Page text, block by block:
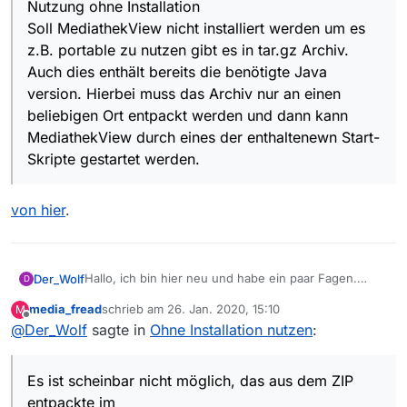
das?
Bleiben das alle Einstellungen und sonstiges
erhalten?
So, das war’s erstmal. :-)
Ich hoffe, ich gehe hier niemandem auf den …Keks.
:-)
Gruß,
Wolfgang
Nutzung ohne Installation
Soll MediathekView nicht installiert werden um es
z.B. portable zu nutzen gibt es in tar.gz Archiv.
Auch dies enthält bereits die benötigte Java
version. Hierbei muss das Archiv nur an einen
beliebigen Ort entpackt werden und dann kann
MediathekView durch eines der enthaltenewn Start-
Skripte gestartet werden.
von hier.
D Der_WolfHallo, ich bin hier neu und habe ein paar Fagen.
Bei mir läuft alles unter Linux, Hauptrechner und
Notebook haben Manjaro als 1. System und
parallel installiert (keine VMs).
Alle meine Rechner haben im Home-Verzeichnis ein
/home/user/My quasi meine eigenen Dateien sind.
So kann ich Manjaro, openSUSE oder was ich
So, und jetzt komme ich zum Punkt :-) :
Es ist scheinbar nicht möglich, das aus dem ZIP
M
Offline
media_freadschrieb am 26. Jan. 2020, 15:10
zuletzt editiert von
@Der_Wolf sagte in Ohne Installation nutzen:
Es ist scheinbar nicht möglich, das aus dem ZIP
entpackte im